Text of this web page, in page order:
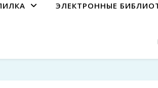
ЭЛЕКТРОННЫЕ